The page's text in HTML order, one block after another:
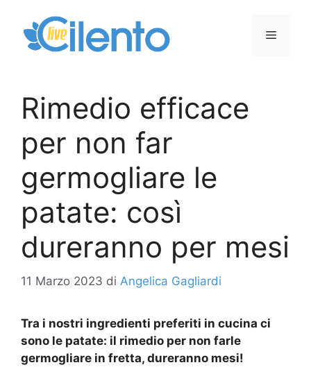
contenuto
Menu
Rimedio efficace
per non far
germogliare le
patate: così
dureranno per mesi
11 Marzo 2023 di Angelica Gagliardi
Tra i nostri ingredienti preferiti in cucina ci
sono le patate: il rimedio per non farle
germogliare in fretta, dureranno mesi!